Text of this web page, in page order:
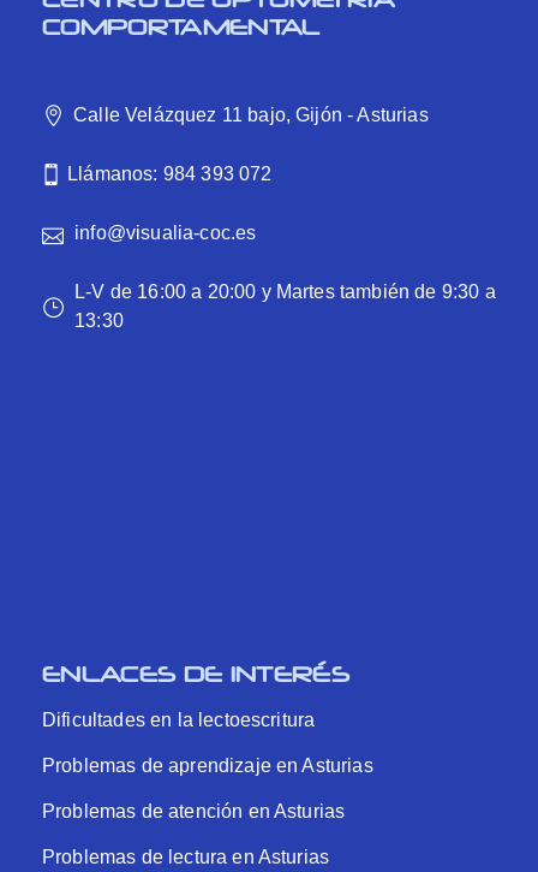
COMPORTAMENTAL
Calle Velázquez 11 bajo, Gijón - Asturias
Llámanos: 984 393 072
info@visualia-coc.es
L-V de 16:00 a 20:00 y Martes también de 9:30 a
13:30
ENLACES DE INTERÉS
Dificultades en la lectoescritura
Problemas de aprendizaje en Asturias
Problemas de atención en Asturias
Problemas de lectura en Asturias